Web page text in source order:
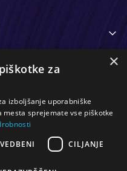
Orodje - kozmetično /
×
za
izboljšanje uporabniške
mesta sprejemate vse piškotke
CILJANJE